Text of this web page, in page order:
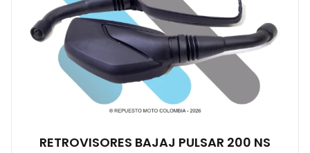
RETROVISORES BAJAJ PULSAR 200 NS